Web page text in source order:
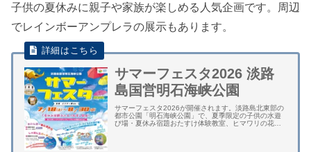
子供の夏休みに親子や家族が楽しめる人気企画です。周辺
でレインボーアンプレラの展示もあります。
サマーフェスタ2026 淡路
島国営明石海峡公園
サマーフェスタ2026が開催されます。淡路島北東部の
都市公園「明石海峡公園」で、夏季限定の子供の水遊
び場・夏休み宿題おたすけ体験教室、ヒマワリの花畑